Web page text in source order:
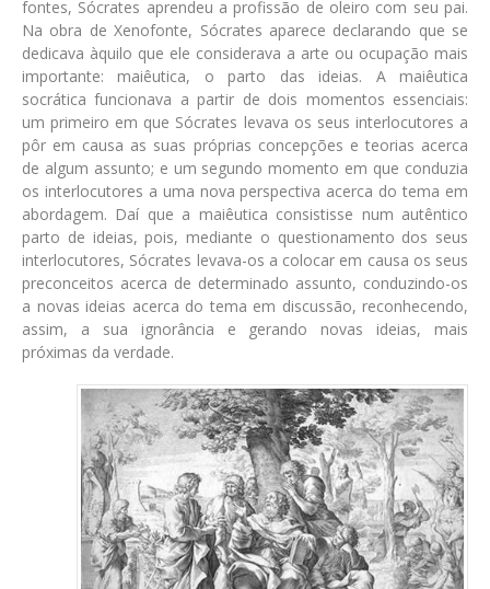
fontes, Sócrates aprendeu a profissão de oleiro com seu pai.
Na obra de Xenofonte, Sócrates aparece declarando que se
dedicava àquilo que ele considerava a arte ou ocupação mais
importante: maiêutica, o parto das ideias. A maiêutica
socrática funcionava a partir de dois momentos essenciais:
um primeiro em que Sócrates levava os seus interlocutores a
pôr em causa as suas próprias concepções e teorias acerca
de algum assunto; e um segundo momento em que conduzia
os interlocutores a uma nova perspectiva acerca do tema em
abordagem. Daí que a maiêutica consistisse num autêntico
parto de ideias, pois, mediante o questionamento dos seus
interlocutores, Sócrates levava-os a colocar em causa os seus
preconceitos acerca de determinado assunto, conduzindo-os
a novas ideias acerca do tema em discussão, reconhecendo,
assim, a sua ignorância e gerando novas ideias, mais
próximas da verdade.